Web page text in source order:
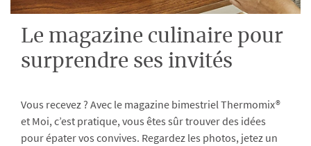
Le magazine culinaire pour
surprendre ses invités
Vous recevez ? Avec le magazine bimestriel Thermomix®
et Moi, c’est pratique, vous êtes sûr trouver des idées
pour épater vos convives. Regardez les photos, jetez un